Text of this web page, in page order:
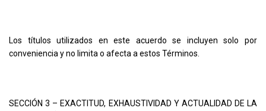
Los títulos utilizados en este acuerdo se incluyen solo por
conveniencia y no limita o afecta a estos Términos.
SECCIÓN 3 – EXACTITUD, EXHAUSTIVIDAD Y ACTUALIDAD DE LA